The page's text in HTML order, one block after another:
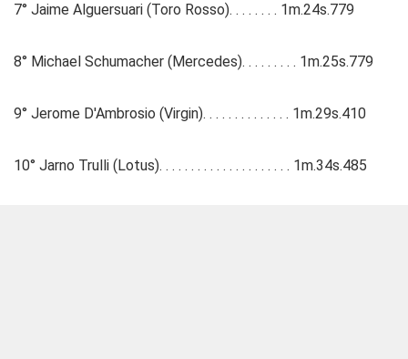
7° Jaime Alguersuari (Toro Rosso). . . . . . . . 1m.24s.779
8° Michael Schumacher (Mercedes). . . . . . . . . 1m.25s.779
9° Jerome D'Ambrosio (Virgin). . . . . . . . . . . . . . 1m.29s.410
10° Jarno Trulli (Lotus). . . . . . . . . . . . . . . . . . . . . 1m.34s.485